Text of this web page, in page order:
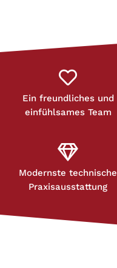
Ein freundliches und
einfühlsames Team
Modernste technische
Praxisausstattung